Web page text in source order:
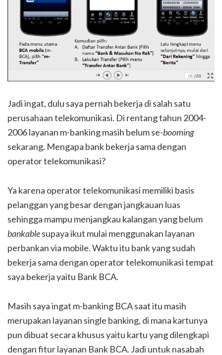
Jadi ingat, dulu saya pernah bekerja di salah satu
perusahaan telekomunikasi. Di rentang tahun 2004-
2006 layanan m-banking masih belum se-booming
sekarang. Mengapa bank bekerja sama dengan
operator telekomunikasi?
Ya karena operator telekomunikasi memiliki basis
pelanggan yang besar dengan jangkauan luas
sehingga mampu menjangkau kalangan yang belum
bankablesupaya ikut mulai menggunakan layanan
perbankan via mobile. Waktu itu bank yang sudah
bekerja sama dengan operator telekomunikasi tempat
saya bekerja yaitu Bank BCA.
Masih saya ingat m-banking BCA saat itu masih
merupakan layanan single banking, di mana kartunya
pun dibuat secara khusus yaitu kartu yang dilengkapi
dengan fitur layanan Bank BCA. Jadi untuk nasabah